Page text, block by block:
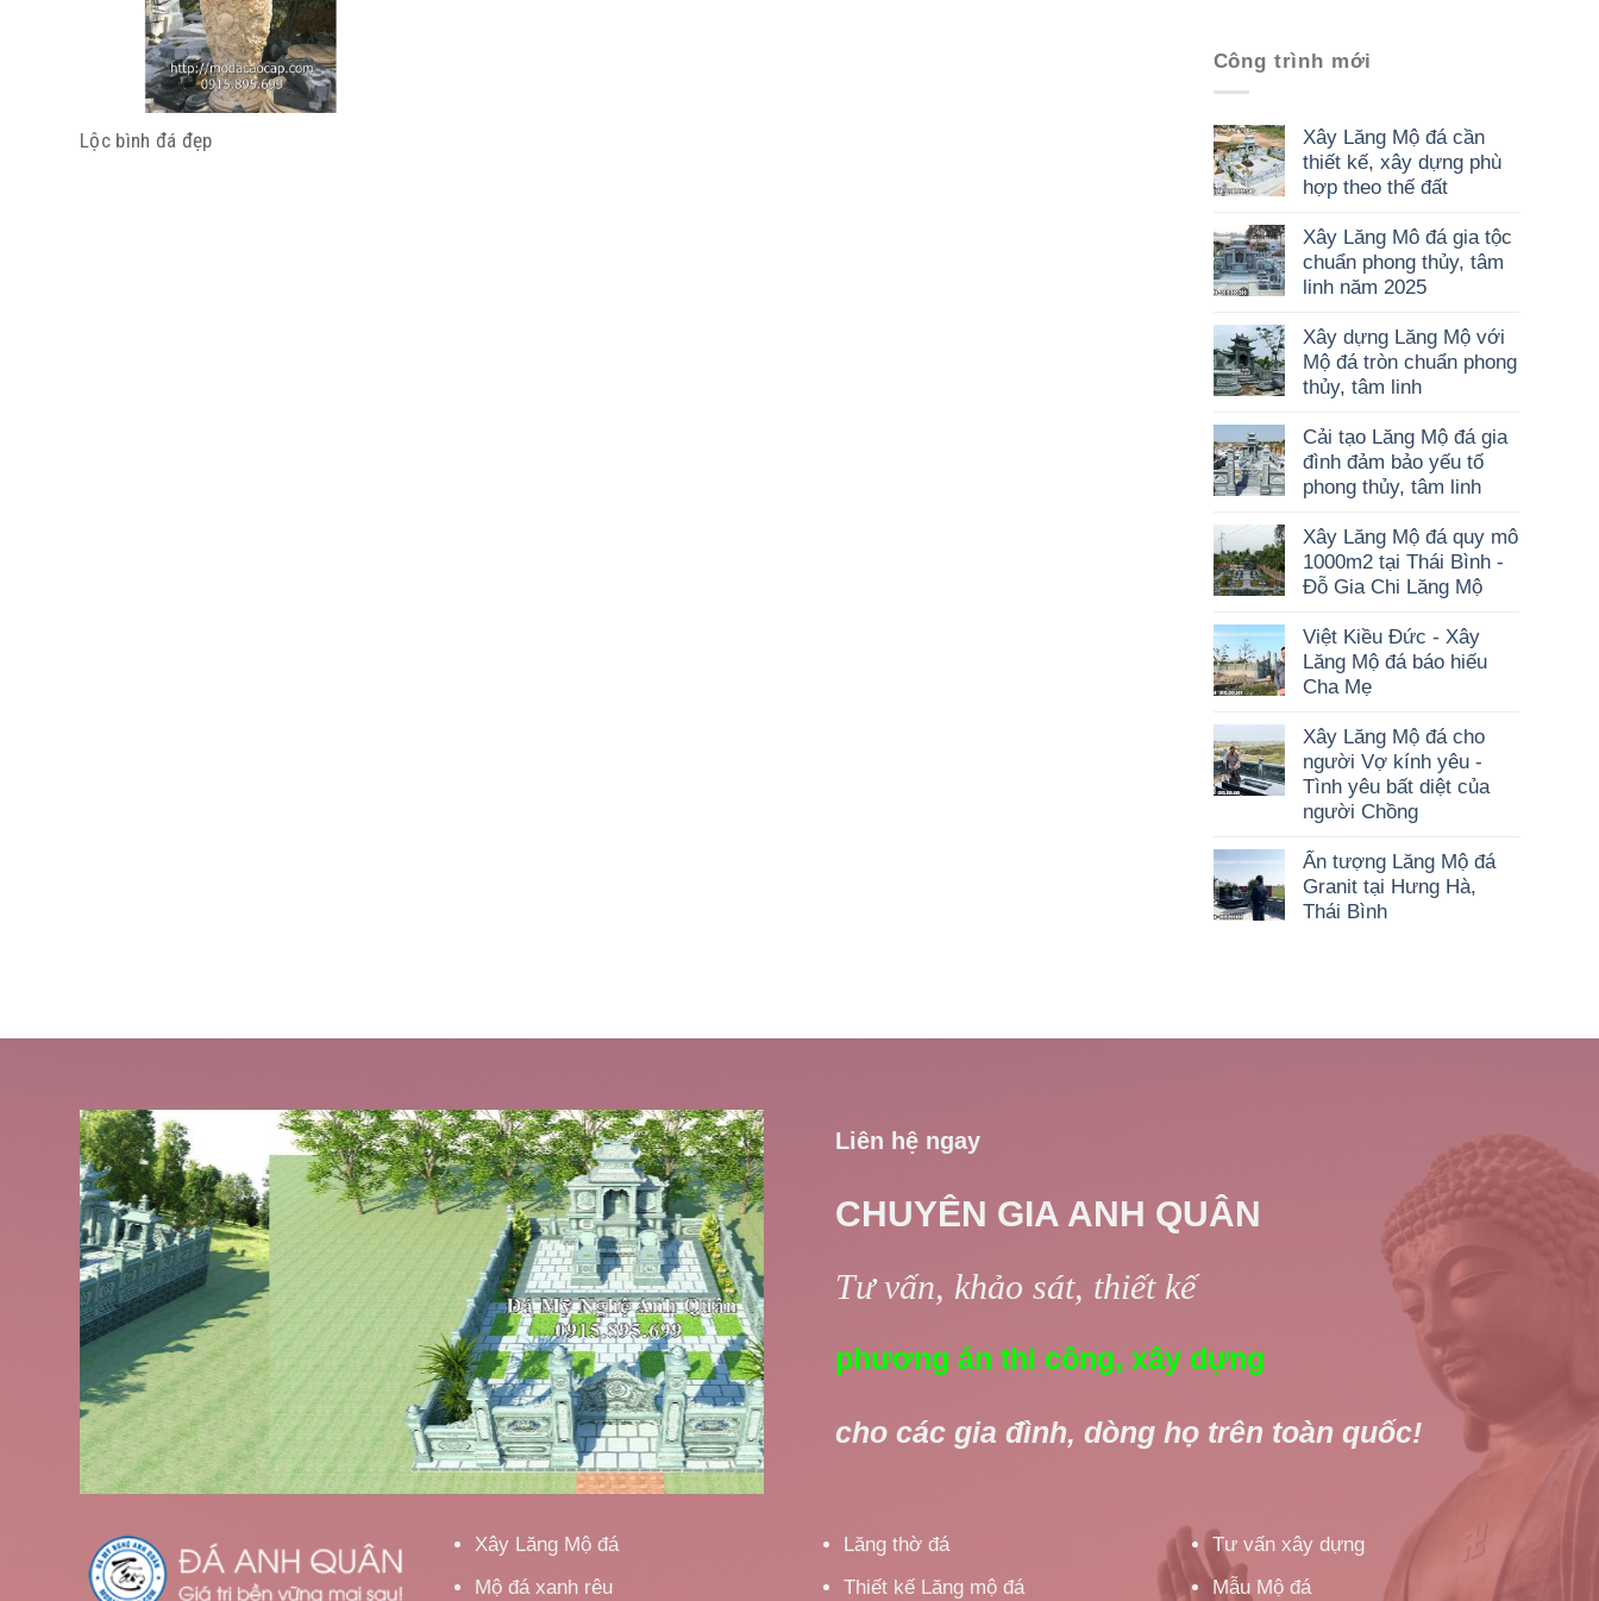
Lộc bình đá đẹp
Công trình mới
Xây Lăng Mộ đá cần
thiết kế, xây dựng phù
hợp theo thế đất
Xây Lăng Mô đá gia tộc
chuẩn phong thủy, tâm
linh năm 2025
Xây dựng Lăng Mộ với
Mộ đá tròn chuẩn phong
thủy, tâm linh
Cải tạo Lăng Mộ đá gia
đình đảm bảo yếu tố
phong thủy, tâm linh
Xây Lăng Mộ đá quy mô
1000m2 tại Thái Bình -
Đỗ Gia Chi Lăng Mộ
Việt Kiều Đức - Xây
Lăng Mộ đá báo hiếu
Cha Mẹ
Xây Lăng Mộ đá cho
người Vợ kính yêu -
Tình yêu bất diệt của
người Chồng
Ấn tượng Lăng Mộ đá
Granit tại Hưng Hà,
Thái Bình
Liên hệ ngay
CHUYÊN GIA ANH QUÂN
Tư vấn, khảo sát, thiết kế
phương án thi công, xây dựng
cho các gia đình, dòng họ trên toàn quốc!
Xây Lăng Mộ đá
Mộ đá xanh rêu
Lăng thờ đá
Thiết kế Lăng mộ đá
Tư vấn xây dựng
Mẫu Mộ đá